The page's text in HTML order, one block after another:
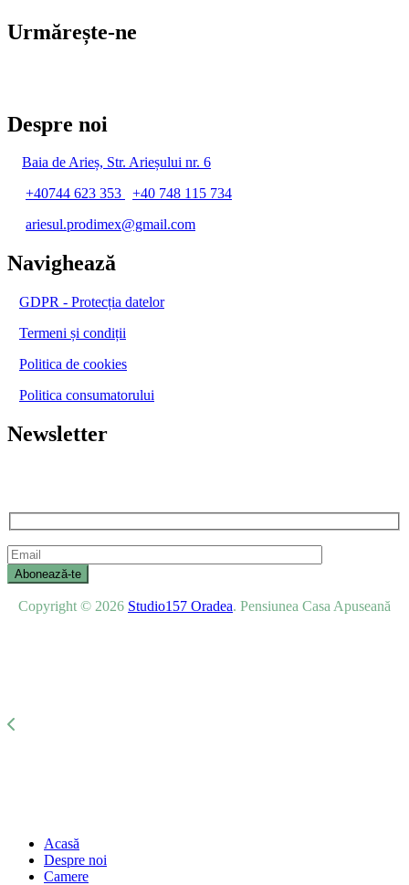
Urmărește-ne
Despre noi
Baia de Arieș, Str. Arieșului nr. 6
+40744 623 353
+40 748 115 734
ariesul.prodimex@gmail.com
Navighează
GDPR - Protecția datelor
Termeni și condiții
Politica de cookies
Politica consumatorului
Newsletter
Copyright © 2026 Studio157 Oradea. Pensiunea Casa Apuseană
Acasă
Despre noi
Camere